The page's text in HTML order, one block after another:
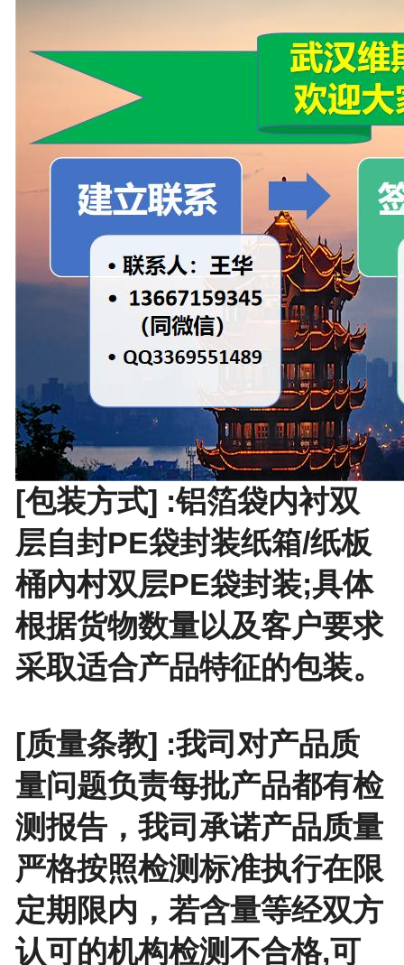
[包装方式] :铝箔袋内衬双
层自封PE袋封装纸箱/纸板
桶內村双层PE袋封装;具体
根据货物数量以及客户要求
采取适合产品特征的包装。
[质量条教] :我司对产品质
量问题负责每批产品都有检
测报告，我司承诺产品质量
严格按照检测标准执行在限
定期限内，若含量等经双方
认可的机构检测不合格,可